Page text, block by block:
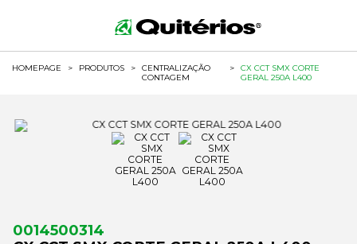
HOMEPAGE > PRODUTOS >
CENTRALIZAÇÃO
CONTAGEM
>
CX CCT SMX CORTE
GERAL 250A L400
0014500314